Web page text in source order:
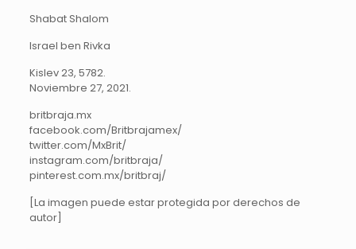
Shabat Shalom
Israel ben Rivka
Kislev 23, 5782.
Noviembre 27, 2021.
britbraja.mx
facebook.com/Britbrajamex/
twitter.com/MxBrit/
instagram.com/britbraja/
pinterest.com.mx/britbraj/
[La imagen puede estar protegida por derechos de
autor]